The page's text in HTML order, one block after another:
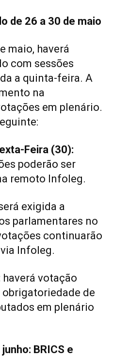
de 26 a 30 de maio
maio, haverá
com sessões
a quinta-feira. A
na
em plenário.
Feira (30):
poderão ser
remoto Infoleg.
exigida a
parlamentares no
continuarão
Infoleg.
haverá votação
obrigatoriedade de
em plenário
BRICS e